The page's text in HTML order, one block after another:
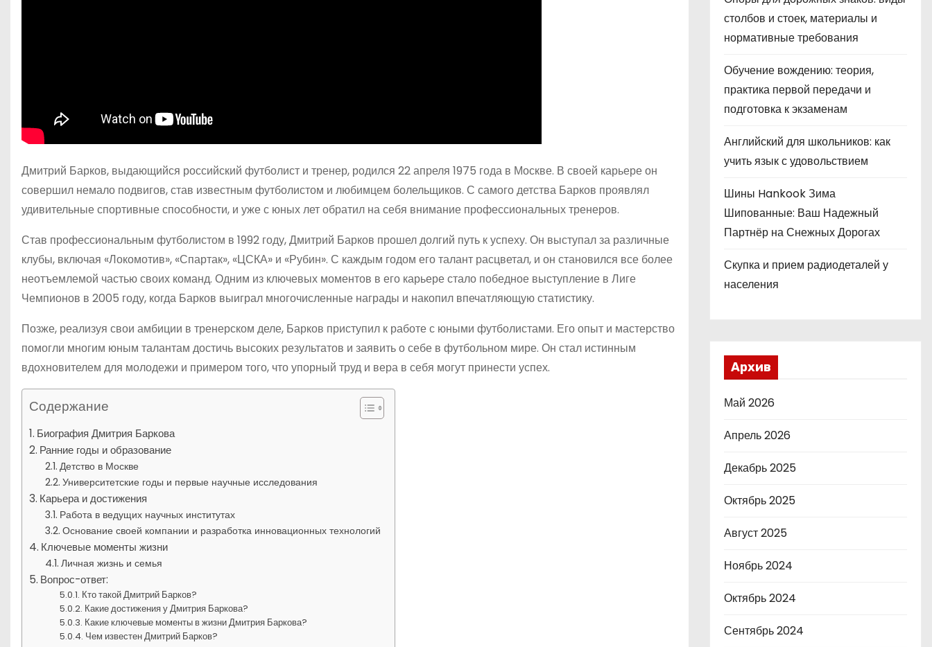
Дмитрий Барков, выдающийся российский футболист и тренер, родился 22 апреля 1975 года в Москве. В своей карьере он
совершил немало подвигов, став известным футболистом и любимцем болельщиков. С самого детства Барков проявлял
удивительные спортивные способности, и уже с юных лет обратил на себя внимание профессиональных тренеров.
Став профессиональным футболистом в 1992 году, Дмитрий Барков прошел долгий путь к успеху. Он выступал за различные
клубы, включая «Локомотив», «Спартак», «ЦСКА» и «Рубин». С каждым годом его талант расцветал, и он становился все более
неотъемлемой частью своих команд. Одним из ключевых моментов в его карьере стало победное выступление в Лиге
Чемпионов в 2005 году, когда Барков выиграл многочисленные награды и накопил впечатляющую статистику.
Позже, реализуя свои амбиции в тренерском деле, Барков приступил к работе с юными футболистами. Его опыт и мастерство
помогли многим юным талантам достичь высоких результатов и заявить о себе в футбольном мире. Он стал истинным
вдохновителем для молодежи и примером того, что упорный труд и вера в себя могут принести успех.
Содержание
Биография Дмитрия Баркова
Ранние годы и образование
Детство в Москве
Университетские годы и первые научные исследования
Карьера и достижения
Работа в ведущих научных институтах
Основание своей компании и разработка инновационных технологий
Ключевые моменты жизни
Личная жизнь и семья
Вопрос-ответ:
Кто такой Дмитрий Барков?
Какие достижения у Дмитрия Баркова?
Какие ключевые моменты в жизни Дмитрия Баркова?
Чем известен Дмитрий Барков?
столбов и стоек, материалы и
нормативные требования
Обучение вождению: теория,
практика первой передачи и
подготовка к экзаменам
Английский для школьников: как
учить язык с удовольствием
Шины Hankook Зима
Шипованные: Ваш Надежный
Партнёр на Снежных Дорогах
Скупка и прием радиодеталей у
населения
Архив
Май 2026
Апрель 2026
Декабрь 2025
Октябрь 2025
Август 2025
Ноябрь 2024
Октябрь 2024
Сентябрь 2024